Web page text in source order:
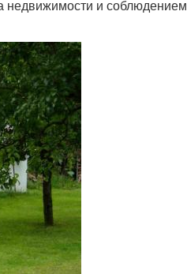
недвижимости и соблюдением